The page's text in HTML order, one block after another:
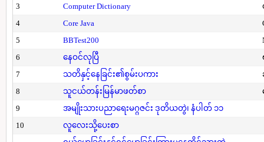
3
Computer Dictionary
4
Core Java
5
BBTest200
6
နေဝင်လုပြီ
7
သတိနှင့်နေခြင်း၏စွမ်းပကား
8
သူငယ်တန်းမြန်မာဖတ်စာ
9
အမျိုးသားပညာရေးမဂ္ဂဇင်း ဒုတိယတွဲ၊ နံပါတ် ၁၁
10
လူလေးသို့ပေးစာ